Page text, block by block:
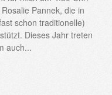
Pannek, die in
schon traditionelle)
Dieses Jahr treten
auch...